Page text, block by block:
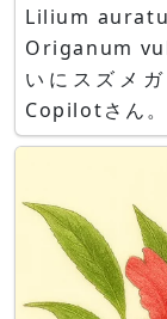
Lilium
Origanum vulgare）で
いにスズメ
Copilotさん。 ヤマユリとは ヤマユリ（山百合、
学名：Lilium
ユリ属の球根
に自生します。